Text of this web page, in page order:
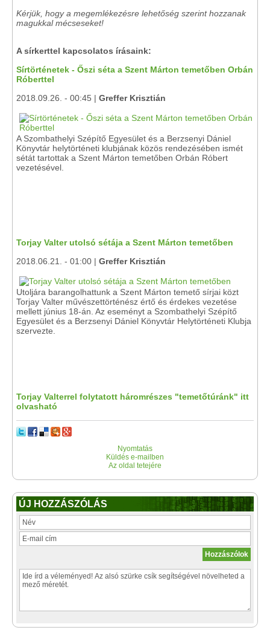
Kérjük, hogy a megemlékezésre lehetőség szerint hozzanak
magukkal mécseseket!
A sírkerttel kapcsolatos írásaink:
Sírtörténetek - Őszi séta a Szent Márton temetőben Orbán
Róberttel
2018.09.26. - 00:45 | Greffer Krisztián
A Szombathelyi Szépítő Egyesület és a Berzsenyi Dániel
Könyvtár helytörténeti klubjának közös rendezésében ismét
sétát tartottak a Szent Márton temetőben Orbán Róbert
vezetésével.
Torjay Valter utolsó sétája a Szent Márton temetőben
2018.06.21. - 01:00 | Greffer Krisztián
Utoljára barangolhattunk a Szent Márton temető sírjai közt
Torjay Valter művészettörténész értő és érdekes vezetése
mellett június 18-án. Az eseményt a Szombathelyi Szépítő
Egyesület és a Berzsenyi Dániel Könyvtár Helytörténeti Klubja
szervezte.
Torjay Valterrel folytatott háromrészes "temetőtúránk" itt
olvasható
Nyomtatás
Küldés e-mailben
Az oldal tetejére
ÚJ HOZZÁSZÓLÁS